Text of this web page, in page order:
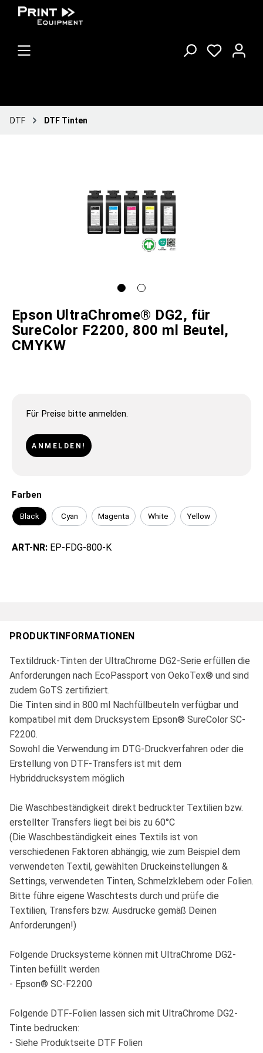
DTF DTF Tinten
Epson UltraChrome® DG2, für
SureColor F2200, 800 ml Beutel,
CMYKW
Für Preise bitte anmelden.
ANMELDEN!
Farben
Black Cyan Magenta White Yellow
ART-NR: EP-FDG-800-K
PRODUKTINFORMATIONEN
Textildruck-Tinten der UltraChrome DG2-Serie erfüllen die
Anforderungen nach EcoPassport von OekoTex® und sind
zudem GoTS zertifiziert.
Die Tinten sind in 800 ml Nachfüllbeuteln verfügbar und
kompatibel mit dem Drucksystem Epson® SureColor SC-
F2200.
Sowohl die Verwendung im DTG-Druckverfahren oder die
Erstellung von DTF-Transfers ist mit dem
Hybriddrucksystem möglich
Die Waschbeständigkeit direkt bedruckter Textilien bzw.
erstellter Transfers liegt bei bis zu 60°C
(Die Waschbeständigkeit eines Textils ist von
verschiedenen Faktoren abhängig, wie zum Beispiel dem
verwendeten Textil, gewählten Druckeinstellungen &
Settings, verwendeten Tinten, Schmelzklebern oder Folien.
Bitte führe eigene Waschtests durch und prüfe die
Textilien, Transfers bzw. Ausdrucke gemäß Deinen
Anforderungen!)
Folgende Drucksysteme können mit UltraChrome DG2-
Tinten befüllt werden
- Epson® SC-F2200
Folgende DTF-Folien lassen sich mit UltraChrome DG2-
Tinte bedrucken:
- Siehe Produktseite DTF Folien